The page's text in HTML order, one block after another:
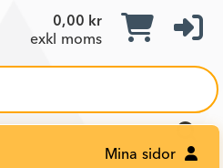
0,00 kr
exkl moms
Mina sidor